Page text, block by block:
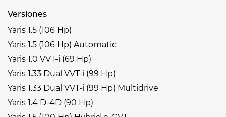
Versiones
Yaris 1.5 (106 Hp)
Yaris 1.5 (106 Hp) Automatic
Yaris 1.0 VVT-i (69 Hp)
Yaris 1.33 Dual VVT-i (99 Hp)
Yaris 1.33 Dual VVT-i (99 Hp) Multidrive
Yaris 1.4 D-4D (90 Hp)